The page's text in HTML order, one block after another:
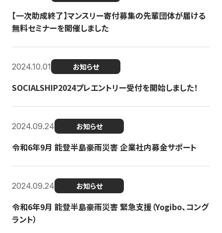
【一次助成終了】マンスリー寄付募集の先輩団体が届ける
無料セミナーを開催しました
2024.10.01 お知らせ
SOCIALSHIP2024プレエントリー受付を開始しました！
2024.09.24 お知らせ
令和6年9月 能登半島豪雨災害 企業社内募金サポート
2024.09.24 お知らせ
令和6年9月 能登半島豪雨災害 緊急支援（Yogibo、コング
ラント）